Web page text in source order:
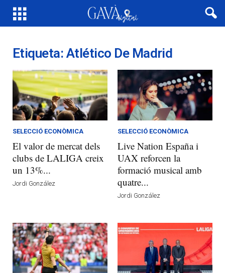
Etiqueta: Atlético De Madrid
SELECCIÓ ECONÒMICA
El valor de mercat dels
clubs de LALIGA creix
un 13%...
Jordi González
SELECCIÓ ECONÒMICA
Live Nation España i
UAX reforcen la
formació musical amb
quatre...
Jordi González